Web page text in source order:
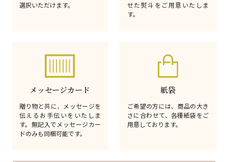
選択いただけます。
せた熨斗をご用意いたしま
す。
メッセージカード
贈り物と共に、メッセージを
伝えるお手伝いをいたしま
す。無記入でメッセージカー
ドのみも同梱可能です。
紙袋
ご希望の方には、商品の大き
さに合わせて、各種紙袋をご
用意しております。